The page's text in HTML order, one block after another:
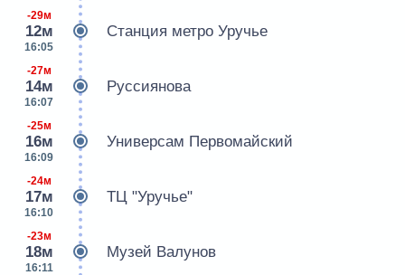
-29м
12м
16:05
Станция метро Уручье
-27м
14м
16:07
Руссиянова
-25м
16м
16:09
Универсам Первомайский
-24м
17м
16:10
ТЦ "Уручье"
-23м
18м
16:11
Музей Валунов